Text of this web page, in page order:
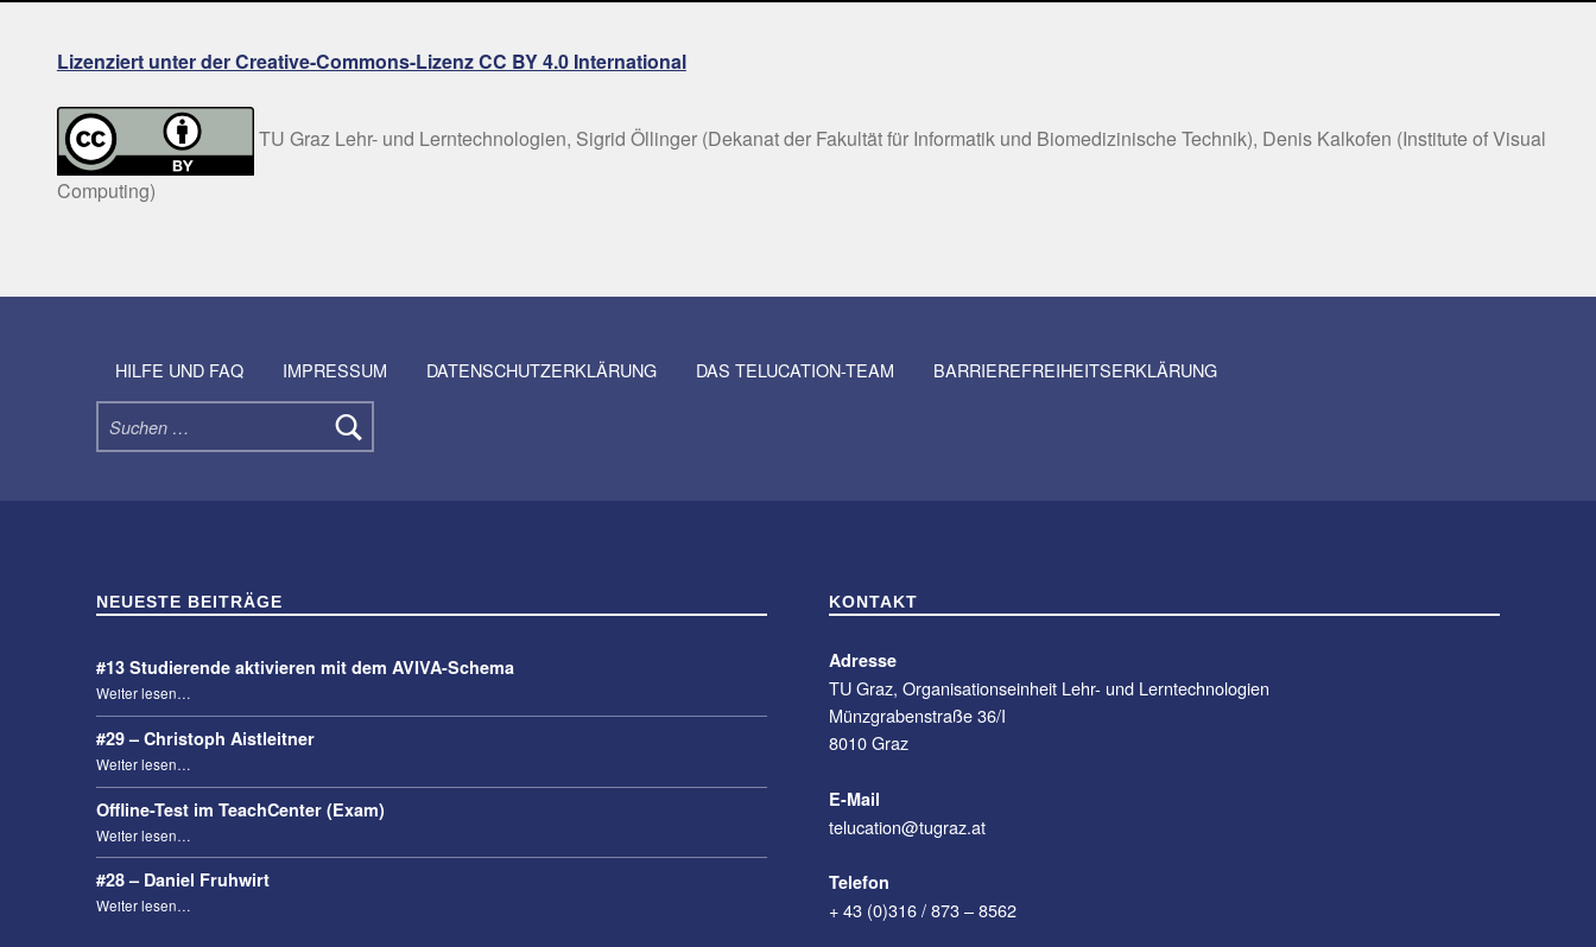
Lizenziert unter der Creative-Commons-Lizenz CC BY 4.0 International
TU Graz Lehr- und Lerntechnologien, Sigrid Öllinger (Dekanat der Fakultät für Informatik und Biomedizinische Technik), Denis Kalkofen (Institute of Visual
Computing)
Skip back to navigation
HILFE UND FAQ IMPRESSUM DATENSCHUTZERKLÄRUNG DAS TELUCATION-TEAM
BARRIEREFREIHEITSERKLÄRUNG
Suchen nach:
NEUESTE BEITRÄGE
#13 Studierende aktivieren mit dem AVIVA-Schema
Weiter lesen“#13 Studierende aktivieren mit dem AVIVA-Schema”
…
#29 – Christoph Aistleitner
Weiter lesen…
Offline-Test im TeachCenter (Exam)
Weiter lesen…
#28 – Daniel Fruhwirt
Weiter lesen…
KONTAKT
Adresse
TU Graz, Organisationseinheit Lehr- und Lerntechnologien
Münzgrabenstraße 36/I
8010 Graz
E-Mail
telucation@tugraz.at
Telefon
+ 43 (0)316 / 873 – 8562